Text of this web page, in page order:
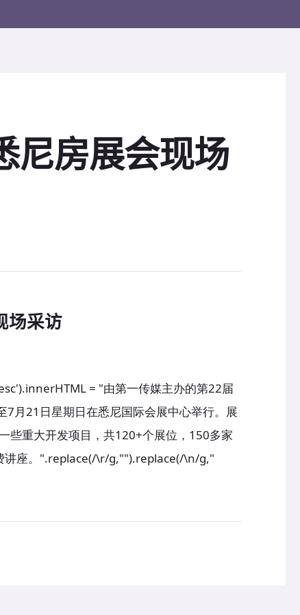
尼房展会现场
场采访
= "由第一传媒主办的第22届
月21日星期日在悉尼国际会展中心举行。展
些重大开发项目，共120+个展位，150多家
讲座。".replace(/\r/g,"").replace(/\n/g,"